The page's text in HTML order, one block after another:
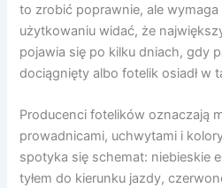
to zrobić poprawnie, ale wymaga
użytkowaniu widać, że
pojawia się po kilku dniach, gdy
dociągnięty albo fotelik osiadł w
Producenci fotelików oznaczają
prowadnicami, uchwytami i
spotyka się schemat: niebieskie
tyłem do kierunku jazdy,